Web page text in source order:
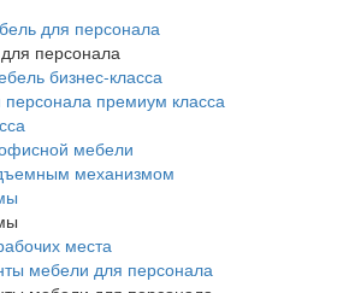
для персонала
персонала
бизнес-класса
премиум класса
мебели
механизмом
места
мебели для персонала